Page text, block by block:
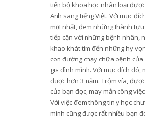
tiến bộ khoa học nhân loại
Anh sang tiếng Việt. Với mục
mới nhất, đem những thành
tiếp cận với những bệnh nhân,
khao khát tìm đến những hy
con đường chạy chữa bệnh
gia đình mình. Với mục đích đó,
được hơn 3 năm. Trộm vía,
của bạn đọc, may mắn công
Với việc đem thông tin y học
mình cũng được rất nhiều bạn